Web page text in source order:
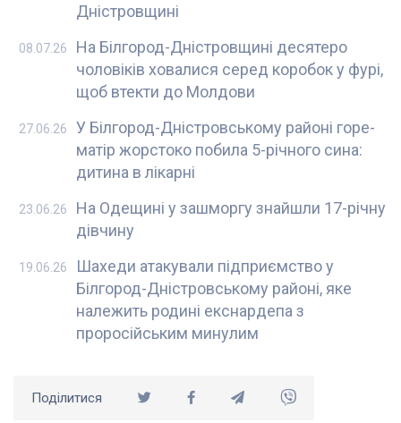
Дністровщині
На Білгород-Дністровщині десятеро
чоловіків ховалися серед коробок у фурі,
щоб втекти до Молдови
08.07.26
У Білгород-Дністровському районі горе-
матір жорстоко побила 5-річного сина:
дитина в лікарні
27.06.26
На Одещині у зашморгу знайшли 17-річну
дівчину
23.06.26
Шахеди атакували підприємство у
Білгород-Дністровському районі, яке
належить родині екснардепа з
проросійським минулим
19.06.26
Поділитися